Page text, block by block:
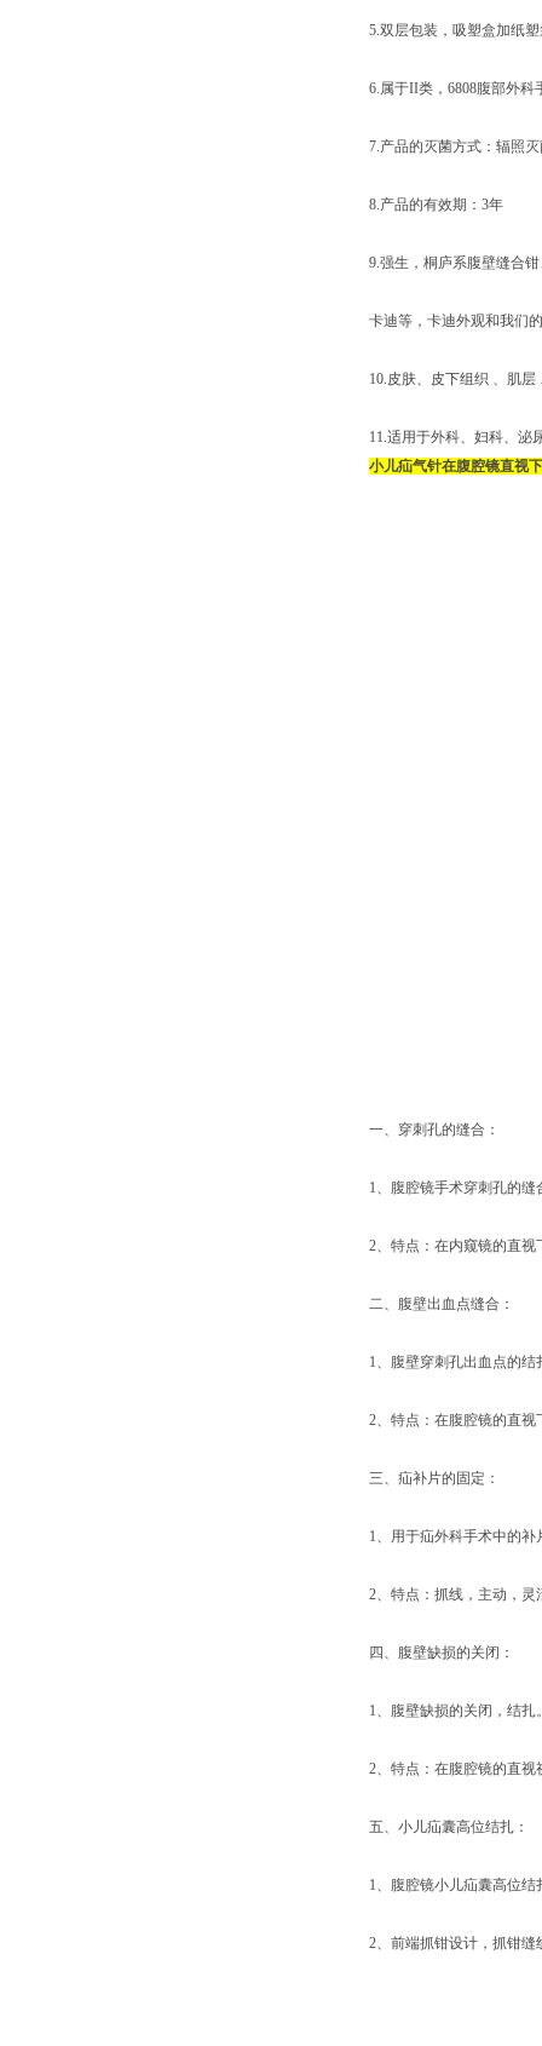
5.双层包装，吸塑盒加纸
6.属于II类，6808腹部外科
7.产品的灭菌方式：辐照
8.产品的有效期：3年
9.强生，桐庐系腹壁缝合
卡迪等，卡迪外观和我们
10.皮肤、皮下组织 、肌
11.适用于外科、妇科、泌
小儿疝气针在腹腔镜直视
一、穿刺孔的缝合：
1、腹腔镜手术穿刺孔的
2、特点：在内窥镜的直
二、腹壁出血点缝合：
1、腹壁穿刺孔出血点的结
2、特点：在腹腔镜的直
三、疝补片的固定：
1、用于疝外科手术中的补
2、特点：抓线，主动，
四、腹壁缺损的关闭：
1、腹壁缺损的关闭，结扎
2、特点：在腹腔镜的直
五、小儿疝囊高位结扎：
1、腹腔镜小儿疝囊高位结
2、前端抓钳设计，抓钳